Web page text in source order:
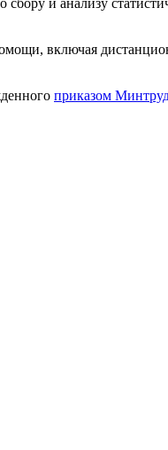
и анализу
включая
приказом